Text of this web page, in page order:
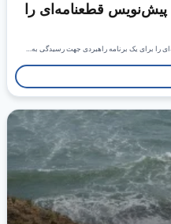
قطعنامه‌ای را
برای یک برنامه راهبردی جهت رسیدگی به…